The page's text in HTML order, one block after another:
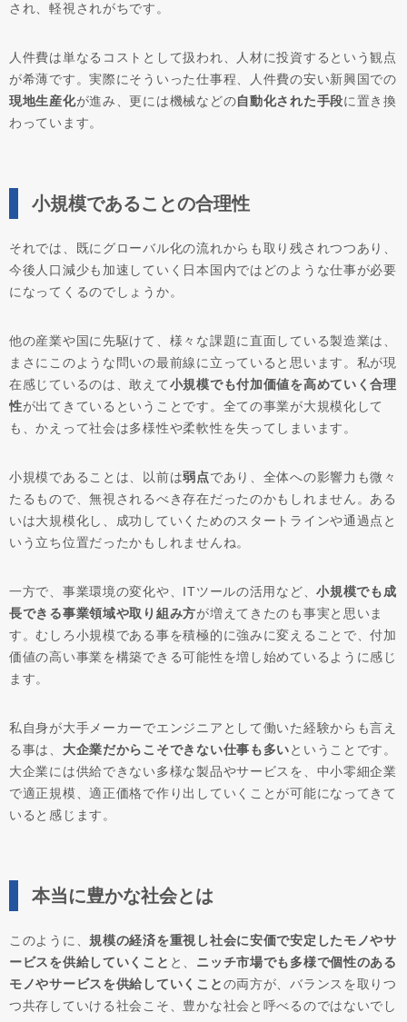
され、軽視されがちです。
人件費は単なるコストとして扱われ、人材に投資するという観点
が希薄です。実際にそういった仕事程、人件費の安い新興国での
現地生産化が進み、更には機械などの自動化された手段に置き換
わっています。
小規模であることの合理性
それでは、既にグローバル化の流れからも取り残されつつあり、
今後人口減少も加速していく日本国内ではどのような仕事が必要
になってくるのでしょうか。
他の産業や国に先駆けて、様々な課題に直面している製造業は、
まさにこのような問いの最前線に立っていると思います。私が現
在感じているのは、敢えて小規模でも付加価値を高めていく合理
性が出てきているということです。全ての事業が大規模化して
も、かえって社会は多様性や柔軟性を失ってしまいます。
小規模であることは、以前は弱点であり、全体への影響力も微々
たるもので、無視されるべき存在だったのかもしれません。ある
いは大規模化し、成功していくためのスタートラインや通過点と
いう立ち位置だったかもしれませんね。
一方で、事業環境の変化や、ITツールの活用など、小規模でも成
長できる事業領域や取り組み方が増えてきたのも事実と思いま
す。むしろ小規模である事を積極的に強みに変えることで、付加
価値の高い事業を構築できる可能性を増し始めているように感じ
ます。
私自身が大手メーカーでエンジニアとして働いた経験からも言え
る事は、 大企業だからこそできない仕事も多いということです。
大企業には供給できない多様な製品やサービスを、中小零細企業
で適正規模、適正価格で作り出していくことが可能になってきて
いると感じます。
本当に豊かな社会とは
このように、規模の経済を重視し社会に安価で安定したモノやサ
ービスを供給していくこと と、 ニッチ市場でも多様で個性のある
モノやサービスを供給していくことの両方が、バランスを取りつ
つ共存していける社会こそ、豊かな社会と呼べるのではないでし